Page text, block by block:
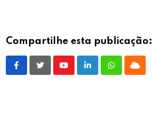
Compartilhe esta publicação:
YoutubeLinkedInWhatsappCloud